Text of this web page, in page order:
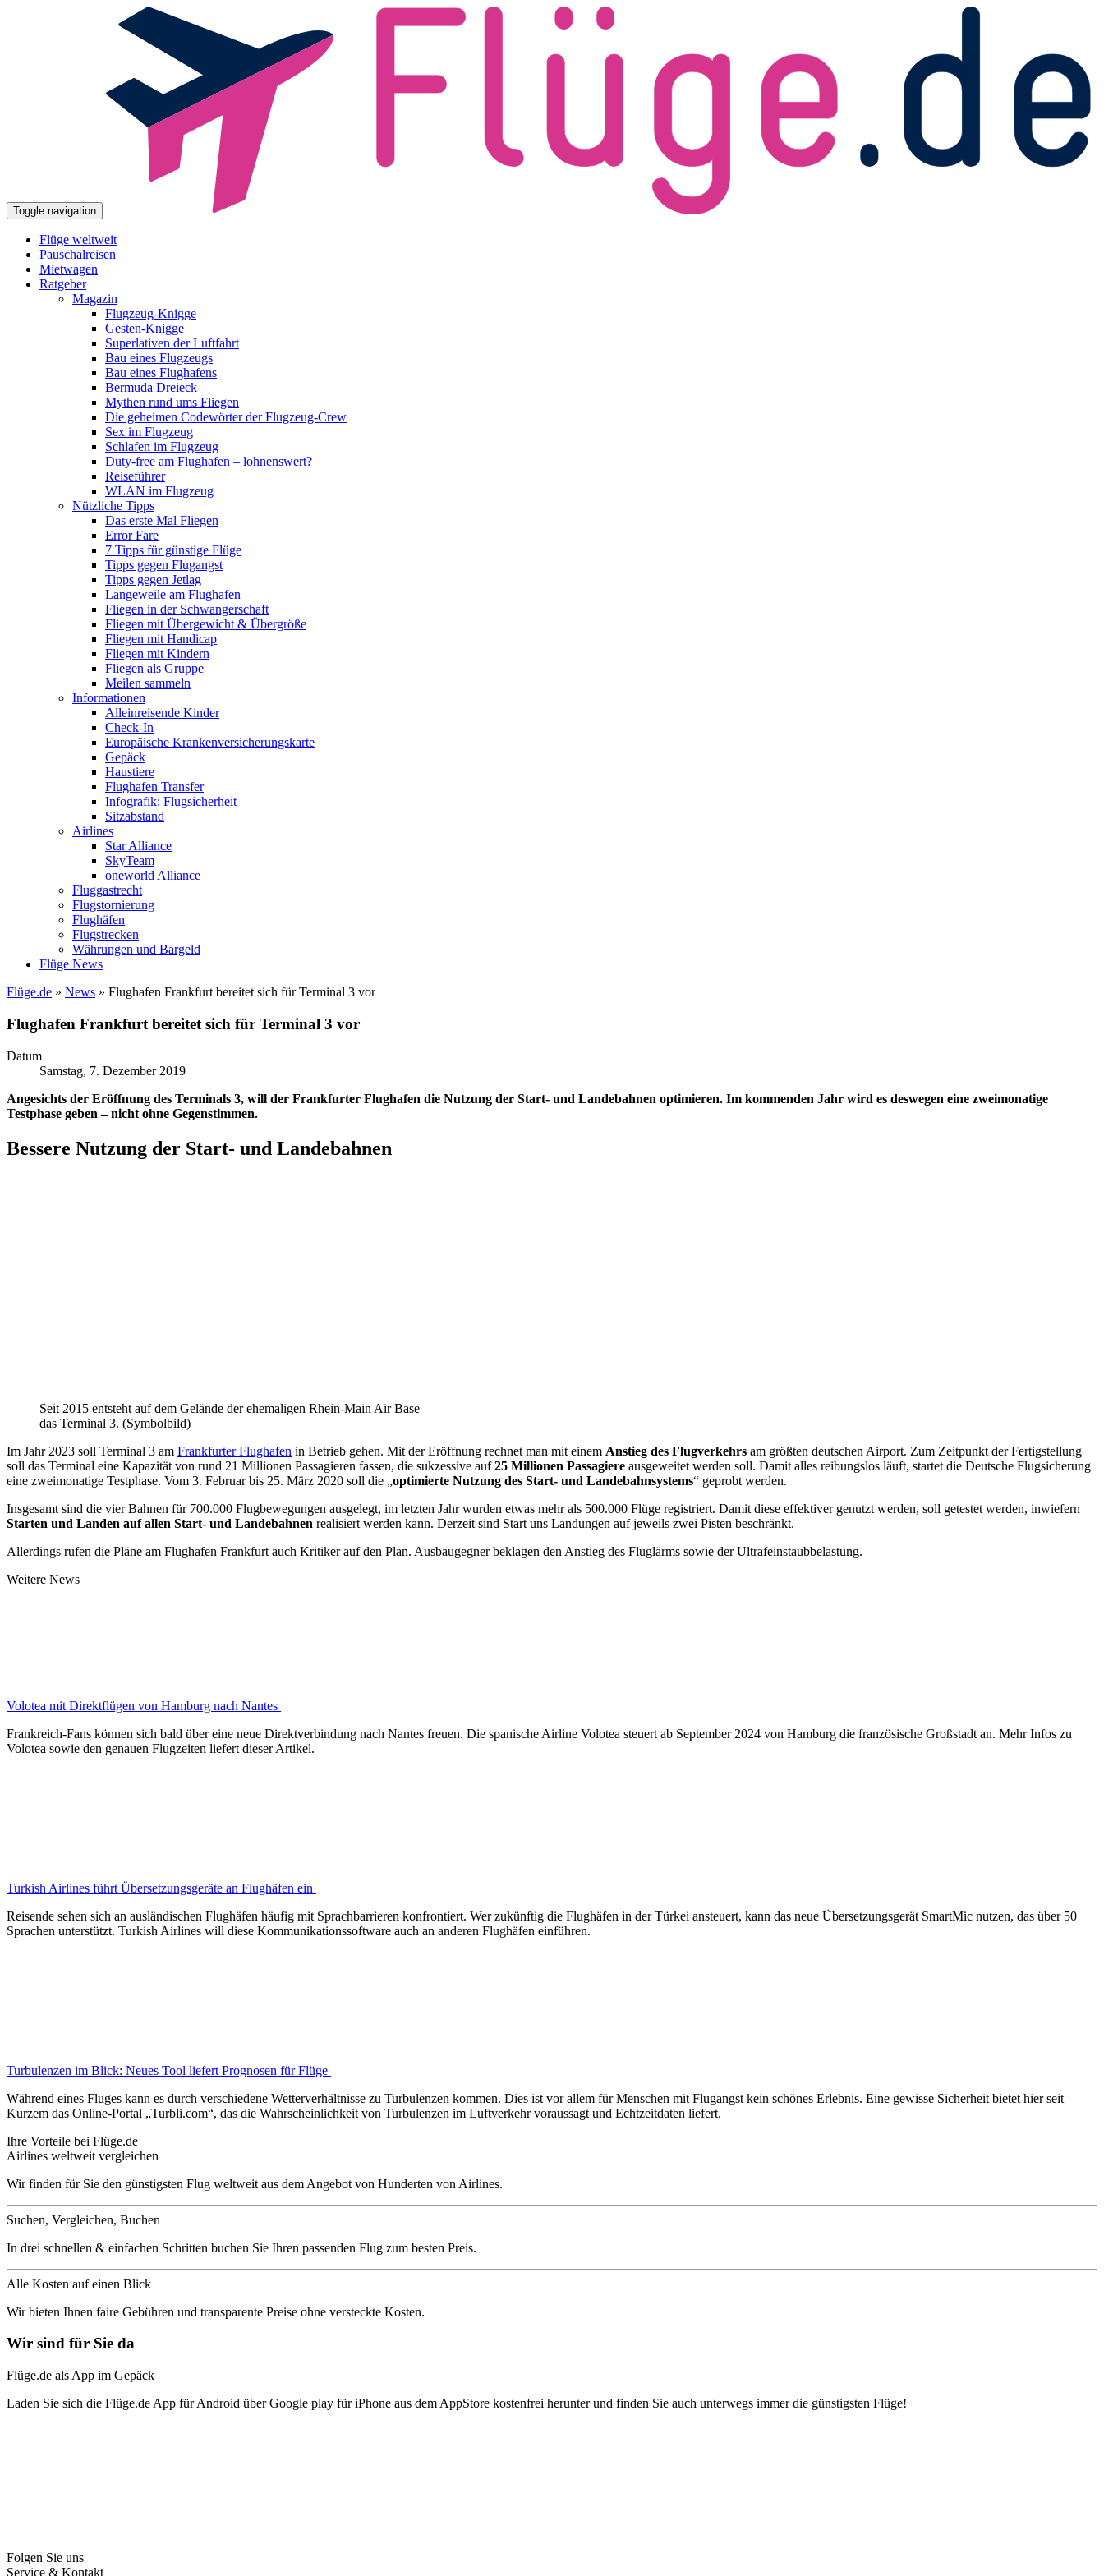
Toggle navigation
Flüge weltweit
Pauschalreisen
Mietwagen
Ratgeber
Magazin
Flugzeug-Knigge
Gesten-Knigge
Superlativen der Luftfahrt
Bau eines Flugzeugs
Bau eines Flughafens
Bermuda Dreieck
Mythen rund ums Fliegen
Die geheimen Codewörter der Flugzeug-Crew
Sex im Flugzeug
Schlafen im Flugzeug
Duty-free am Flughafen – lohnenswert?
Reiseführer
WLAN im Flugzeug
Nützliche Tipps
Das erste Mal Fliegen
Error Fare
7 Tipps für günstige Flüge
Tipps gegen Flugangst
Tipps gegen Jetlag
Langeweile am Flughafen
Fliegen in der Schwangerschaft
Fliegen mit Übergewicht & Übergröße
Fliegen mit Handicap
Fliegen mit Kindern
Fliegen als Gruppe
Meilen sammeln
Informationen
Alleinreisende Kinder
Check-In
Europäische Krankenversicherungskarte
Gepäck
Haustiere
Flughafen Transfer
Infografik: Flugsicherheit
Sitzabstand
Airlines
Star Alliance
SkyTeam
oneworld Alliance
Fluggastrecht
Flugstornierung
Flughäfen
Flugstrecken
Währungen und Bargeld
Flüge News
Flüge.de » News » Flughafen Frankfurt bereitet sich für Terminal 3 vor
Flughafen Frankfurt bereitet sich für Terminal 3 vor
Datum
Samstag, 7. Dezember 2019
Angesichts der Eröffnung des Terminals 3, will der Frankfurter Flughafen die Nutzung der Start- und Landebahnen optimieren. Im kommenden Jahr wird es deswegen eine zweimonatige
Testphase geben – nicht ohne Gegenstimmen.
Bessere Nutzung der Start- und Landebahnen
Seit 2015 entsteht auf dem Gelände der ehemaligen Rhein-Main Air Base
das Terminal 3. (Symbolbild)
Im Jahr 2023 soll Terminal 3 am Frankfurter Flughafen in Betrieb gehen. Mit der Eröffnung rechnet man mit einem Anstieg des Flugverkehrs am größten deutschen Airport. Zum Zeitpunkt der Fertigstellung
soll das Terminal eine Kapazität von rund 21 Millionen Passagieren fassen, die sukzessive auf25 Millionen Passagiere ausgeweitet werden soll. Damit alles reibungslos läuft, startet die Deutsche Flugsicherung
eine zweimonatige Testphase. Vom 3. Februar bis 25. März 2020 soll die „optimierte Nutzung des Start- und Landebahnsystems“ geprobt werden.
Insgesamt sind die vier Bahnen für 700.000 Flugbewegungen ausgelegt, im letzten Jahr wurden etwas mehr als 500.000 Flüge registriert. Damit diese effektiver genutzt werden, soll getestet werden, inwiefern
Starten und Landen auf allen Start- und Landebahnen realisiert werden kann. Derzeit sind Start uns Landungen auf jeweils zwei Pisten beschränkt.
Allerdings rufen die Pläne am Flughafen Frankfurt auch Kritiker auf den Plan. Ausbaugegner beklagen den Anstieg des Fluglärms sowie der Ultrafeinstaubbelastung.
Weitere News
Volotea mit Direktflügen von Hamburg nach Nantes
Frankreich-Fans können sich bald über eine neue Direktverbindung nach Nantes freuen. Die spanische Airline Volotea steuert ab September 2024 von Hamburg die französische Großstadt an. Mehr Infos zu
Volotea sowie den genauen Flugzeiten liefert dieser Artikel.
Turkish Airlines führt Übersetzungsgeräte an Flughäfen ein
Reisende sehen sich an ausländischen Flughäfen häufig mit Sprachbarrieren konfrontiert. Wer zukünftig die Flughäfen in der Türkei ansteuert, kann das neue Übersetzungsgerät SmartMic nutzen, das über 50
Sprachen unterstützt. Turkish Airlines will diese Kommunikationssoftware auch an anderen Flughäfen einführen.
Turbulenzen im Blick: Neues Tool liefert Prognosen für Flüge
Während eines Fluges kann es durch verschiedene Wetterverhältnisse zu Turbulenzen kommen. Dies ist vor allem für Menschen mit Flugangst kein schönes Erlebnis. Eine gewisse Sicherheit bietet hier seit
Kurzem das Online-Portal „Turbli.com“, das die Wahrscheinlichkeit von Turbulenzen im Luftverkehr voraussagt und Echtzeitdaten liefert.
Ihre Vorteile bei Flüge.de
Airlines weltweit vergleichen
Wir finden für Sie den günstigsten Flug weltweit aus dem Angebot von Hunderten von Airlines.
Suchen, Vergleichen, Buchen
In drei schnellen & einfachen Schritten buchen Sie Ihren passenden Flug zum besten Preis.
Alle Kosten auf einen Blick
Wir bieten Ihnen faire Gebühren und transparente Preise ohne versteckte Kosten.
Wir sind für Sie da
Flüge.de als App im Gepäck
Laden Sie sich die Flüge.de App für Android über Google play für iPhone aus dem AppStore kostenfrei herunter und finden Sie auch unterwegs immer die günstigsten Flüge!
Folgen Sie uns
Service & Kontakt